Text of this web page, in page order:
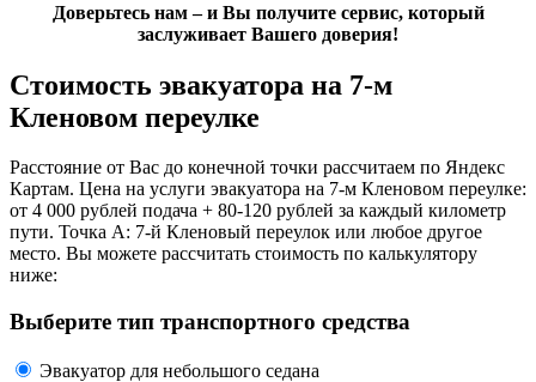
Доверьтесь нам – и Вы получите сервис, который
заслуживает Вашего доверия!
Стоимость эвакуатора на 7-м
Кленовом переулке
Расстояние от Вас до конечной точки рассчитаем по Яндекс
Картам. Цена на услуги эвакуатора на 7-м Кленовом переулке:
от 4 000 рублей подача + 80-120 рублей за каждый километр
пути. Точка А: 7-й Кленовый переулок или любое другое
место. Вы можете рассчитать стоимость по калькулятору
ниже:
Выберите тип транспортного средства
Эвакуатор для небольшого седана